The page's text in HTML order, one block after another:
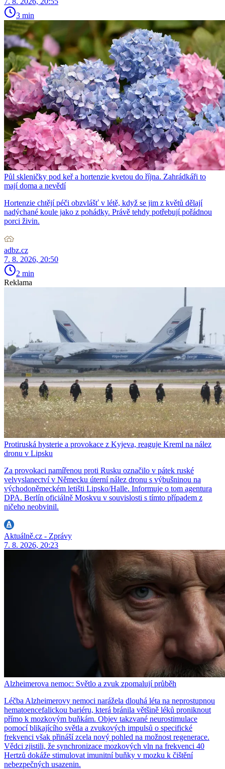
3 min
Půl skleničky pod keř a hortenzie kvetou do října. Zahrádkáři to
mají doma a nevědí
Hortenzie chtějí péči obzvlášť v létě, když se jim z květů dělají
nadýchané koule jako z pohádky. Právě tehdy potřebují pořádnou
porci živin.
adbz.cz
7. 8. 2026, 20:50
2 min
Reklama
Protiruská hysterie a provokace z Kyjeva, reaguje Kreml na nález
dronu v Lipsku
Za provokaci namířenou proti Rusku označilo v pátek ruské
velvyslanectví v Německu úterní nález dronu s výbušninou na
východoněmeckém letišti Lipsko/Halle. Informuje o tom agentura
DPA. Berlín oficiálně Moskvu v souvislosti s tímto případem z
ničeho neobvinil.
Aktuálně.cz - Zprávy
7. 8. 2026, 20:23
Alzheimerova nemoc: Světlo a zvuk zpomalují průběh
Léčba Alzheimerovy nemoci narážela dlouhá léta na neprostupnou
hematoencefalickou bariéru, která bránila většině léků proniknout
přímo k mozkovým buňkám. Objev takzvané neurostimulace
pomocí blikajícího světla a zvukových impulsů o specifické
frekvenci však přináší zcela nový pohled na možnost regenerace.
Vědci zjistili, že synchronizace mozkových vln na frekvenci 40
Hertzů dokáže stimulovat imunitní buňky v mozku k čištění
nebezpečných usazenin.